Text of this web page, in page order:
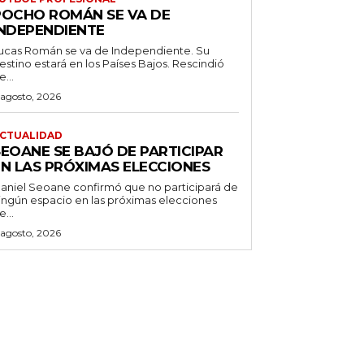
ROMÁN SE VA DE
Román se va de Independiente. Su
estará en los Países Bajos. Rescindió
2026
SE BAJÓ DE PARTICIPAR
LAS PRÓXIMAS ELECCIONES
Seoane confirmó que no participará de
espacio en las próximas elecciones
2026